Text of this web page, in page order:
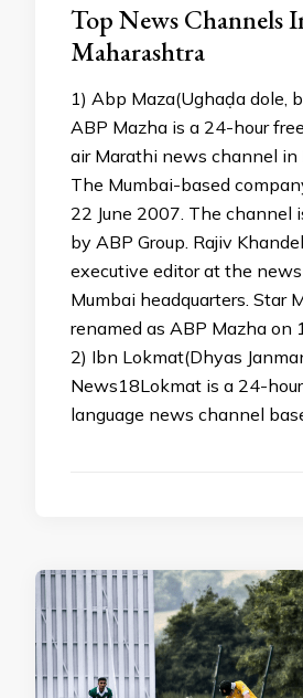
Top News Channels
Maharashtra
1) Abp Maza(Ughaḍa dole,
ABP Mazha is a 24-hour
air Marathi news channel in
The Mumbai-based
22 June 2007. The channel
by ABP Group. Rajiv
executive editor at the news
Mumbai headquarters. Star
renamed as ABP Mazha on
2) Ibn Lokmat(Dhyas
News18Lokmat is a 24-
language news channel